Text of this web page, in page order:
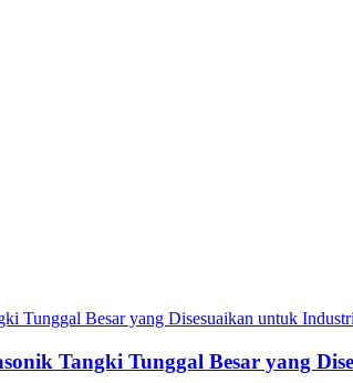
Tangki Tunggal Besar yang